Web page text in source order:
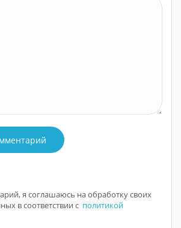
я соглашаюсь на обработку своих
в соответствии с политикой